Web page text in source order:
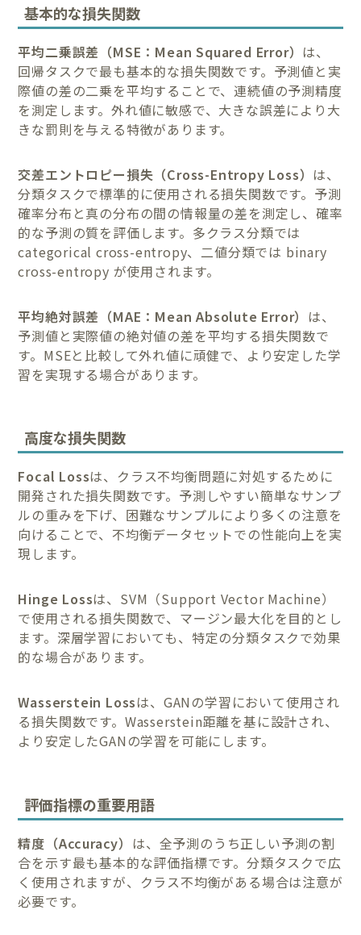
基本的な損失関数
平均二乗誤差（MSE：Mean Squared Error） は、
回帰タスクで最も基本的な損失関数です。予測値と実
際値の差の二乗を平均することで、連続値の予測精度
を測定します。外れ値に敏感で、大きな誤差により大
きな罰則を与える特徴があります。
交差エントロピー損失（Cross-Entropy Loss） は、
分類タスクで標準的に使用される損失関数です。予測
確率分布と真の分布の間の情報量の差を測定し、確率
的な予測の質を評価します。多クラス分類では
categorical cross-entropy、二値分類では binary
cross-entropy が使用されます。
平均絶対誤差（MAE：Mean Absolute Error） は、
予測値と実際値の絶対値の差を平均する損失関数で
す。MSEと比較して外れ値に頑健で、より安定した学
習を実現する場合があります。
高度な損失関数
Focal Lossは、クラス不均衡問題に対処するために
開発された損失関数です。予測しやすい簡単なサンプ
ルの重みを下げ、困難なサンプルにより多くの注意を
向けることで、不均衡データセットでの性能向上を実
現します。
Hinge Lossは、SVM（Support Vector Machine）
で使用される損失関数で、マージン最大化を目的とし
ます。深層学習においても、特定の分類タスクで効果
的な場合があります。
Wasserstein Lossは、GANの学習において使用され
る損失関数です。Wasserstein距離を基に設計され、
より安定したGANの学習を可能にします。
評価指標の重要用語
精度（Accuracy） は、全予測のうち正しい予測の割
合を示す最も基本的な評価指標です。分類タスクで広
く使用されますが、クラス不均衡がある場合は注意が
必要です。